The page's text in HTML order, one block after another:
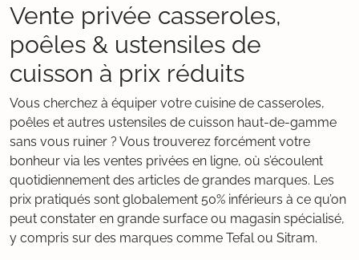
Vente privée casseroles,
poêles & ustensiles de
cuisson à prix réduits
Vous cherchez à équiper votre cuisine de casseroles,
poêles et autres ustensiles de cuisson haut-de-gamme
sans vous ruiner ? Vous trouverez forcément votre
bonheur via les ventes privées en ligne, où s’écoulent
quotidiennement des articles de grandes marques. Les
prix pratiqués sont globalement 50% inférieurs à ce qu’on
peut constater en grande surface ou magasin spécialisé,
y compris sur des marques comme Tefal ou Sitram.